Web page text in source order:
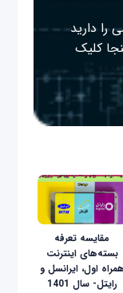
را دارید
کلیک
مقایسه تعرفه‌
بسته‌های اینترنت
همراه‌ اول، ایرانسل و
رایتل- سال 1401